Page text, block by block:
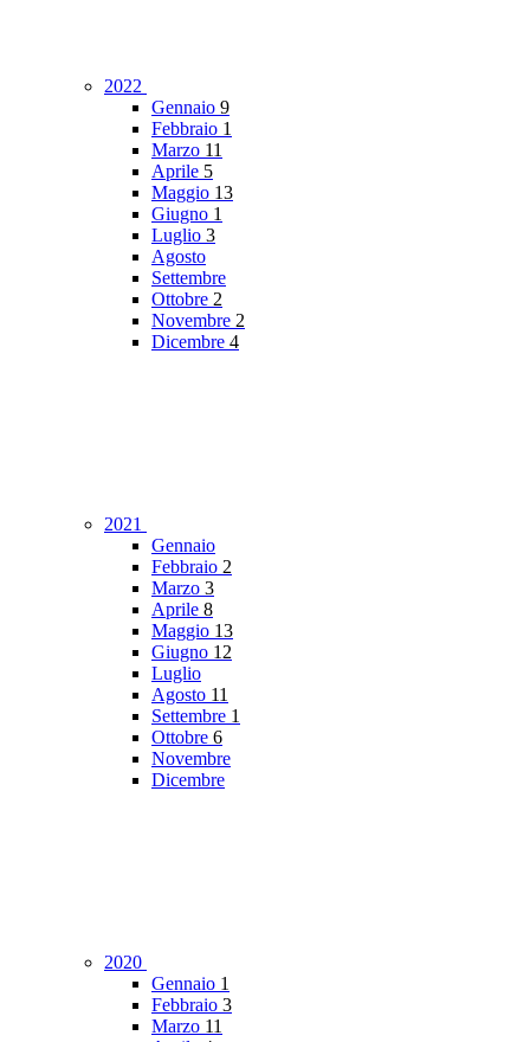
2022
Gennaio 9
Febbraio 1
Marzo 11
Aprile 5
Maggio 13
Giugno 1
Luglio 3
Agosto
Settembre
Ottobre 2
Novembre 2
Dicembre 4
2021
Gennaio
Febbraio 2
Marzo 3
Aprile 8
Maggio 13
Giugno 12
Luglio
Agosto 11
Settembre 1
Ottobre 6
Novembre
Dicembre
2020
Gennaio 1
Febbraio 3
Marzo 11